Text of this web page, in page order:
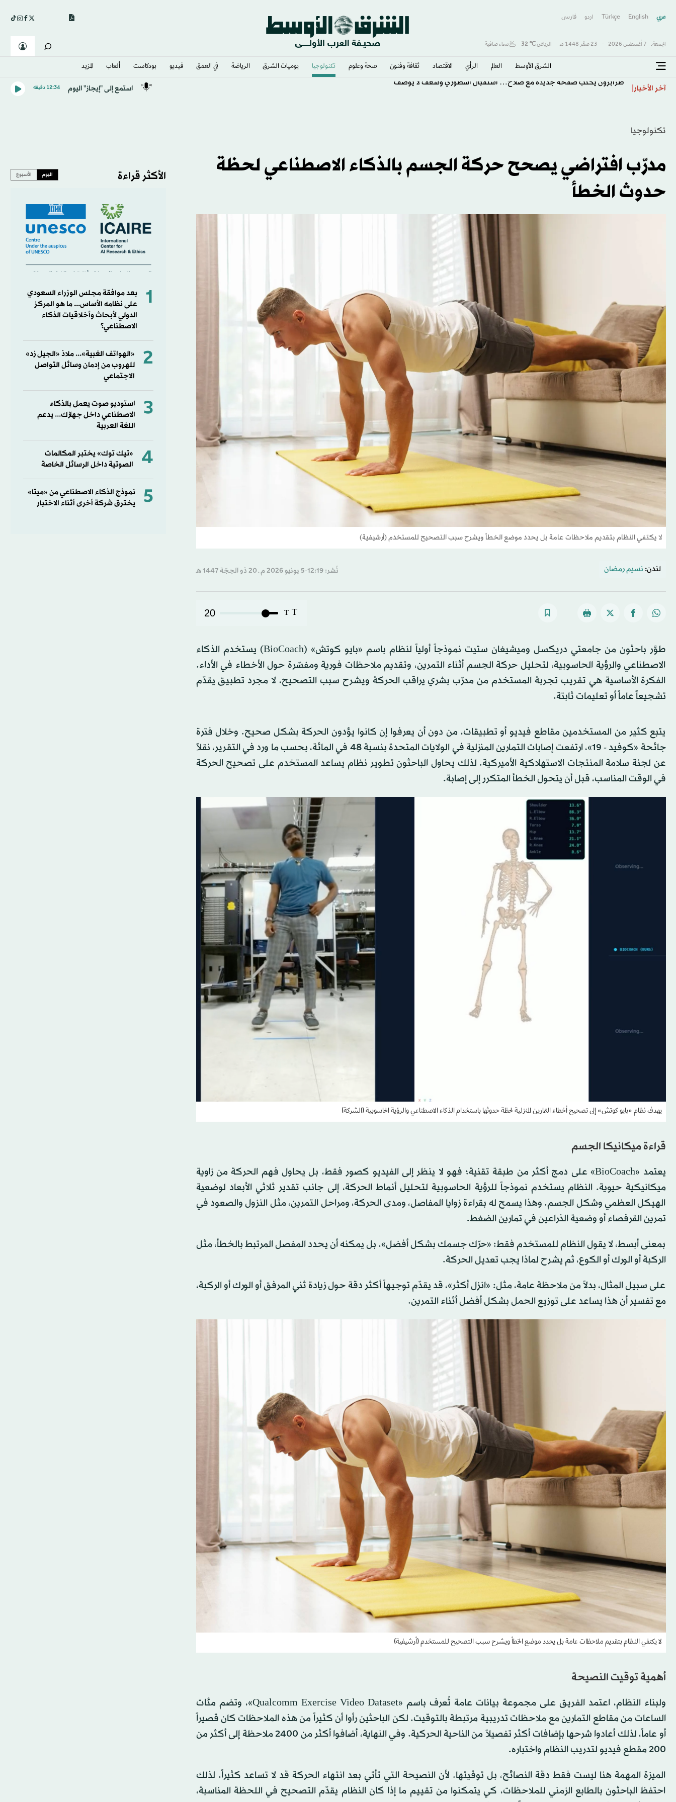
عربي English
Türkçe اردو فارسى
الجمعة, 7 أغسطس 2026 - 23 صفَر 1448 هـ الرياض℃
32 سماء صافية
الشرق الأوسط​ العالم الرأي الاقتصاد ثقافة وفنون صحة وعلوم تكنولوجيا يوميات الشرق​ الرياضة في العمق فيديو بودكاست ألعاب المزيد
آخر الأخبار طرابزون يكتب صفحة جديدة مع صلاح… استقبال أسطوري وشغف لا يوصف استمع إلى "إيجاز" اليوم 12:34 دقيقه
تكنولوجيا
مدرّب افتراضي يصحح حركة الجسم بالذكاء الاصطناعي لحظة
حدوث الخطأ
لا يكتفي النظام بتقديم ملاحظات عامة بل يحدد موضع الخطأ ويشرح سبب التصحيح للمستخدم (أرشيفية)
لندن: نسيم رمضان نُشر: 12:19-5 يونيو 2026 م ـ 20 ذو الحِجّة 1447 هـ
T
T
20
طوَّر باحثون من جامعتي دريكسل وميشيغان ستيت نموذجاً أولياً لنظام باسم «بايو كوتش» (BioCoach) يستخدم الذكاء
الاصطناعي والرؤية الحاسوبية، لتحليل حركة الجسم أثناء التمرين، وتقديم ملاحظات فورية ومفسّرة حول الأخطاء في الأداء.
الفكرة الأساسية هي تقريب تجربة المستخدم من مدرّب بشري يراقب الحركة ويشرح سبب التصحيح، لا مجرد تطبيق يقدّم
تشجيعاً عاماً أو تعليمات ثابتة.
يتبع كثير من المستخدمين مقاطع فيديو أو تطبيقات، من دون أن يعرفوا إن كانوا يؤدون الحركة بشكل صحيح. وخلال فترة
جائحة «كوفيد - 19»، ارتفعت إصابات التمارين المنزلية في الولايات المتحدة بنسبة 48 في المائة، بحسب ما ورد في التقرير، نقلاً
عن لجنة سلامة المنتجات الاستهلاكية الأميركية. لذلك يحاول الباحثون تطوير نظام يساعد المستخدم على تصحيح الحركة
في الوقت المناسب، قبل أن يتحول الخطأ المتكرر إلى إصابة.
يهدف نظام «بايو كوتش» إلى تصحيح أخطاء التمارين المنزلية لحظة حدوثها باستخدام الذكاء الاصطناعي والرؤية الحاسوبية (الشركة)
قراءة ميكانيكا الجسم
يعتمد «BioCoach» على دمج أكثر من طبقة تقنية؛ فهو لا ينظر إلى الفيديو كصور فقط، بل يحاول فهم الحركة من زاوية
ميكانيكية حيوية. النظام يستخدم نموذجاً للرؤية الحاسوبية لتحليل أنماط الحركة، إلى جانب تقدير ثلاثي الأبعاد لوضعية
الهيكل العظمي وشكل الجسم. وهذا يسمح له بقراءة زوايا المفاصل، ومدى الحركة، ومراحل التمرين، مثل النزول والصعود في
تمرين القرفصاء أو وضعية الذراعين في تمارين الضغط.
بمعنى أبسط، لا يقول النظام للمستخدم فقط: «حرّك جسمك بشكل أفضل». بل يمكنه أن يحدد المفصل المرتبط بالخطأ، مثل
الركبة أو الورك أو الكوع، ثم يشرح لماذا يجب تعديل الحركة.
على سبيل المثال، بدلاً من ملاحظة عامة، مثل: «انزل أكثر»، قد يقدّم توجيهاً أكثر دقة حول زيادة ثني المرفق أو الورك أو الركبة،
مع تفسير أن هذا يساعد على توزيع الحمل بشكل أفضل أثناء التمرين.
لا يكتفي النظام بتقديم ملاحظات عامة بل يحدد موضع الخطأ ويشرح سبب التصحيح للمستخدم (أرشيفية)
أهمية توقيت النصيحة
ولبناء النظام، اعتمد الفريق على مجموعة بيانات عامة تُعرف باسم «Qualcomm Exercise Video Dataset»، وتضم مئات
الساعات من مقاطع التمارين مع ملاحظات تدريبية مرتبطة بالتوقيت. لكن الباحثين رأوا أن كثيراً من هذه الملاحظات كان قصيراً
أو عاماً، لذلك أعادوا شرحها بإضافات أكثر تفصيلاً من الناحية الحركية. وفي النهاية، أضافوا أكثر من 2400 ملاحظة إلى أكثر من
200 مقطع فيديو لتدريب النظام واختباره.
الميزة المهمة هنا ليست فقط دقة النصائح، بل توقيتها. لأن النصيحة التي تأتي بعد انتهاء الحركة قد لا تساعد كثيراً. لذلك
احتفظ الباحثون بالطابع الزمني للملاحظات، كي يتمكنوا من تقييم ما إذا كان النظام يقدّم التصحيح في اللحظة المناسبة،
الأكثر قراءة اليوم الأسبوع
1
بعد موافقة مجلس الوزراء السعودي
على نظامه الأساس... ما ‏هو المركز
الدولي لأبحاث وأخلاقيات الذكاء
الاصطناعي؟
2
«الهواتف الغبية»... ملاذ «الجيل زد»
للهروب من إدمان وسائل التواصل
الاجتماعي
3
استوديو صوت يعمل بالذكاء
الاصطناعي داخل جهازك... يدعم
اللغة العربية
4
«تيك توك» يختبر المكالمات
الصوتية داخل الرسائل الخاصة
5
نموذج الذكاء الاصطناعي من «ميتا»
يخترق شركة أخرى أثناء الاختبار